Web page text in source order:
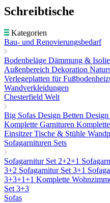
Schreibtische
Kategorien
Bau- und Renovierungsbedarf
Bodenbeläge Dämmung &
Außenbereich Dekoration
Verlegeplatten für
Wandverkleidungen
Chesterfield Welt
Big Sofas Design Betten
Komplette Garnituren
EinsitzerTische & Stühle
Sofagarnituren Sets
Sofagarnitur Set 2+2+1
3+2 Sofagarnitur Set 3+1
3+3+1+1 Komplette
Set 3+3
Sofas